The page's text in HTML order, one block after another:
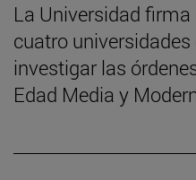
La Universidad
cuatro
investigar las
Edad Media y